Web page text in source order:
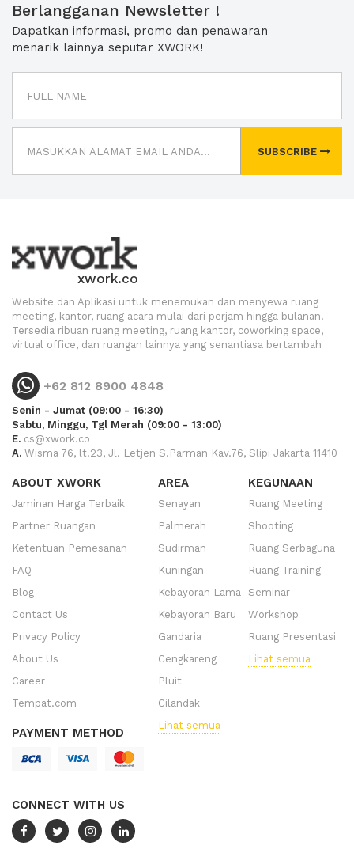
Berlangganan Newsletter !
Dapatkan informasi, promo dan penawaran
menarik lainnya seputar XWORK!
SUBSCRIBE
xwork.co
Website dan Aplikasi untuk menemukan dan menyewa ruang
meeting, kantor, ruang acara mulai dari perjam hingga bulanan.
Tersedia ribuan ruang meeting, ruang kantor, coworking space,
virtual office, dan ruangan lainnya yang senantiasa bertambah
+62 812 8900 4848
Senin - Jumat (09:00 - 16:30)
Sabtu, Minggu, Tgl Merah (09:00 - 13:00)
E. cs@xwork.co
A. Wisma 76, lt.23, Jl. Letjen S.Parman Kav.76, Slipi Jakarta 11410
ABOUT XWORK
Jaminan Harga Terbaik
Partner Ruangan
Ketentuan Pemesanan
FAQ
Blog
Contact Us
Privacy Policy
About Us
Career
Tempat.com
PAYMENT METHOD
CONNECT WITH US
AREA
Senayan
Palmerah
Sudirman
Kuningan
Kebayoran Lama
Kebayoran Baru
Gandaria
Cengkareng
Pluit
Cilandak
Lihat semua
KEGUNAAN
Ruang Meeting
Shooting
Ruang Serbaguna
Ruang Training
Seminar
Workshop
Ruang Presentasi
Lihat semua